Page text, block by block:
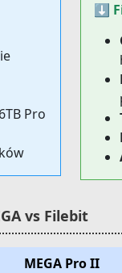
Pro
⬇️
vs Filebit
MEGA Pro II